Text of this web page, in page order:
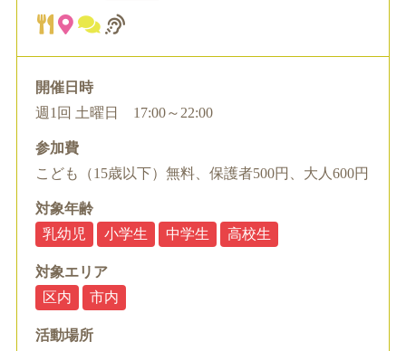
開催日時
週1回 土曜日 17:00～22:00
参加費
こども（15歳以下）無料、保護者500円、大人600円
対象年齢
乳幼児
小学生 中学生 高校生
対象エリア
区内
市内
活動場所